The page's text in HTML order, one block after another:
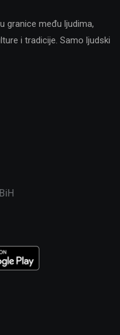
granice među ljudima,
i tradicije. Samo ljudski